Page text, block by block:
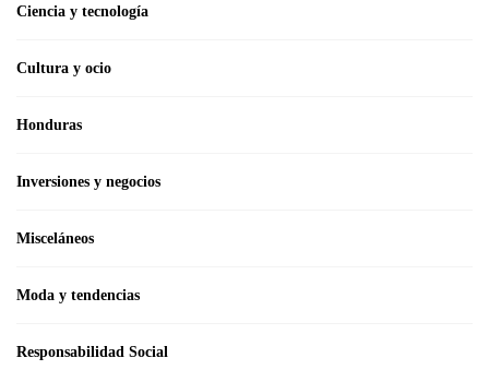
Ciencia y tecnología
Cultura y ocio
Honduras
Inversiones y negocios
Misceláneos
Moda y tendencias
Responsabilidad Social